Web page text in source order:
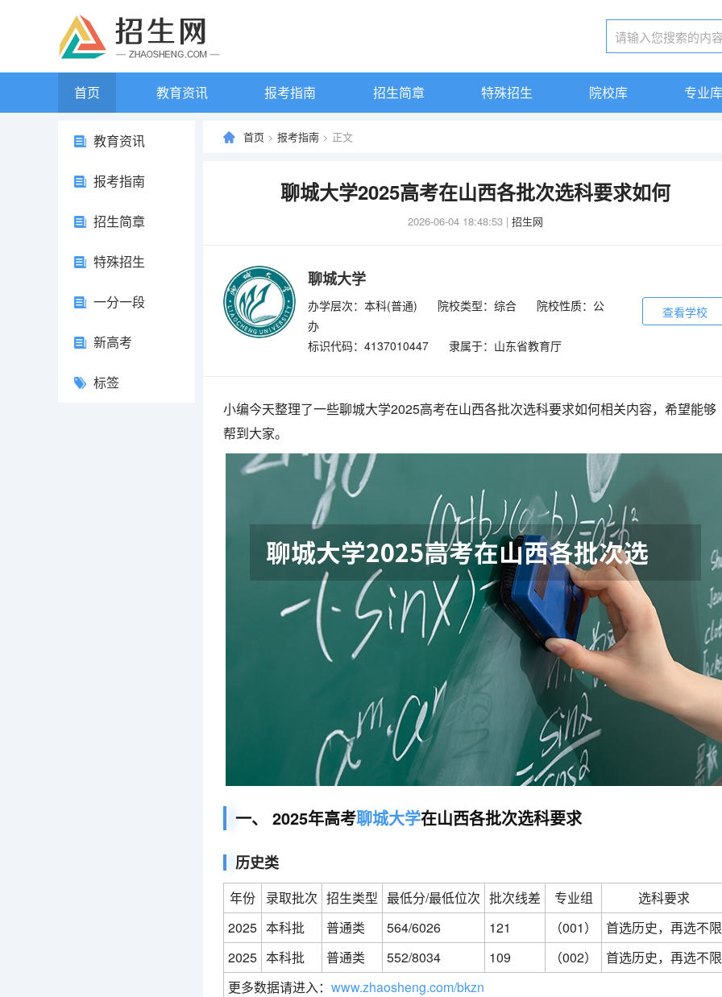
首页 教育资讯 报考指南 招生简章 特殊招生 院校库 专业
教育资讯
报考指南
招生简章
特殊招生
一分一段
新高考
标签
首页 > 报考指南 > 正文
聊城大学2025高考在山西各批次选科要求如何
2026-06-04 18:48:53 | 招生网
聊城大学
办学层次：本科(普通) 院校类型：综合
院校性质：公
办
标识代码：4137010447
隶属于：山东省教育厅
查看学校
小编今天整理了一些聊城大学2025高考在山西各批次选科要求如何相关内容，希望能够
帮到大家。
一、 2025年高考聊城大学在山西各批次选科要求
历史类
年份 录取批次 招生类型 最低分/最低位次 批次线差 专业组
选科要求
2025 本科批 普通类 564/6026 121 （001）
首选历史，再选不限
2025 本科批 普通类 552/8034 109 （002）
首选历史，再选不限
更多数据请进入： www.zhaosheng.com/bkzn